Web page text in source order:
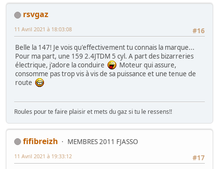
rsvgaz
#16
11 Avril 2021 à 18:03:08
Belle la 147! Je vois qu'effectivement tu connais la marque...
Pour ma part, une 159 2.4JTDM 5 cyl. A part des bizarreries
électrique, j'adore la conduire
Moteur qui assure,
consomme pas trop vis à vis de sa puissance et une tenue de
route
Roules pour te faire plaisir et mets du gaz si tu le ressens!!
fifibreizh
MEMBRES 2011 FJASSO
#17
11 Avril 2021 à 19:33:12